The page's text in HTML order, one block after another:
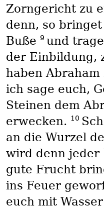
Zorngericht zu
denn, so
Buße 9 und
der Einbildung,
haben
ich sage euch,
Steinen dem
erwecken. 10
an die Wurzel
wird denn jeder
gute Frucht
ins Feuer
euch mit